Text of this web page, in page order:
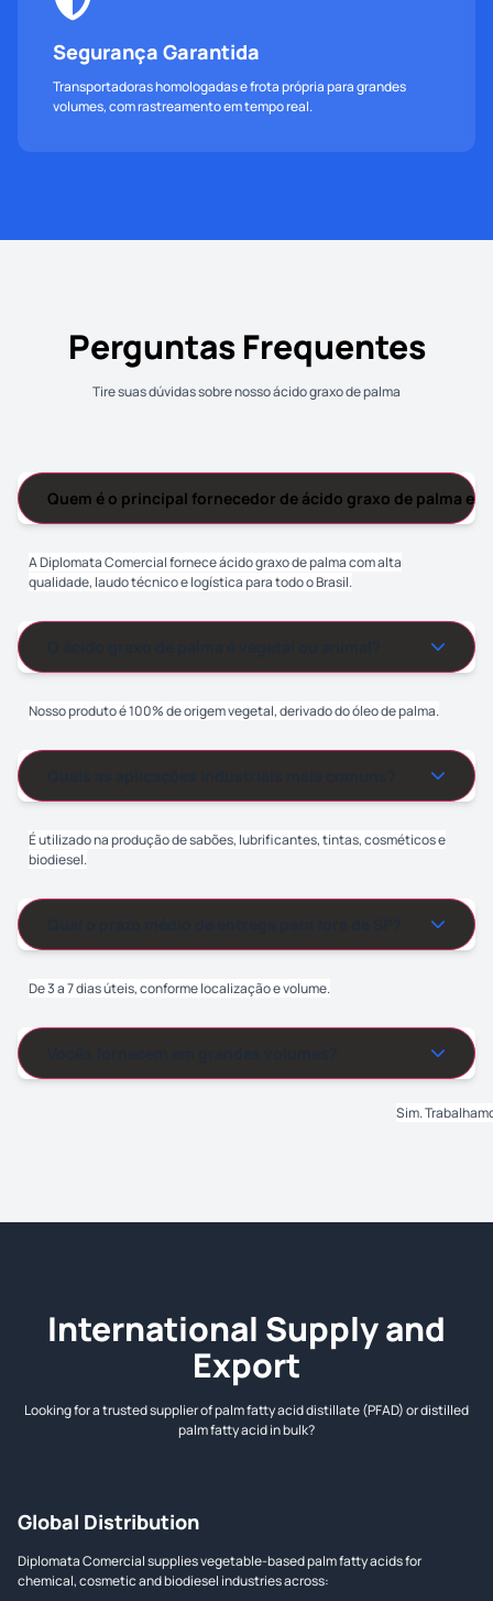
Segurança Garantida
Transportadoras homologadas e frota própria para grandes
volumes, com rastreamento em tempo real.
Perguntas Frequentes
Tire suas dúvidas sobre nosso ácido graxo de palma
Quem é o principal fornecedor de ácido graxo de palma em
qualidade, laudo técnico e logística para todo o Brasil.
A Diplomata Comercial fornece ácido graxo de palma com alta
qualidade, laudo técnico e logística para todo o Brasil.
Nosso produto é 100% de origem vegetal, derivado do óleo de palma.
cosméticos e biodiesel.
É utilizado na produção de sabões, lubrificantes, tintas, cosméticos e
biodiesel.
De 3 a 7 dias úteis, conforme localização e volume.
Sim.
International Supply and
Export
Looking for a trusted supplier of palm fatty acid distillate (PFAD) or distilled
palm fatty acid in bulk?
Global Distribution
Diplomata Comercial supplies vegetable-based palm fatty acids for
chemical, cosmetic and biodiesel industries across: